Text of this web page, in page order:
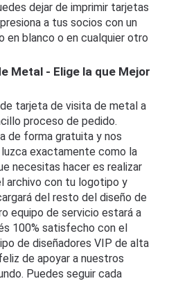
dejar de imprimir tarjetas
a tus socios con un
en blanco o en cualquier otro
Metal - Elige la que Mejor
tarjeta de visita de metal a
proceso de pedido.
de forma gratuita y nos
exactamente como la
necesitas hacer es realizar
archivo con tu logotipo y
del resto del diseño de
equipo de servicio estará a
100% satisfecho con el
de diseñadores VIP de alta
de apoyar a nuestros
Puedes seguir cada